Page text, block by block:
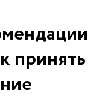
принять